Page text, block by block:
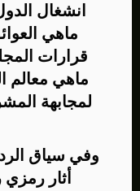
انشغال
ماهي
قرارات
ماهي معالم
لمجابهة
وفي سياق
أثار